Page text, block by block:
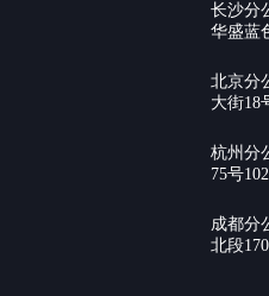
长沙分
华盛蓝
北京分
大街18
杭州分
75号
成都分
北段